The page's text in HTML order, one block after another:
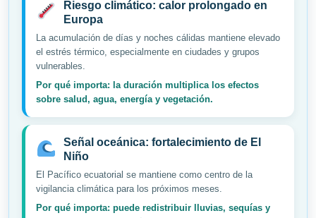
Riesgo climático: calor prolongado en
Europa
La acumulación de días y noches cálidas mantiene elevado
el estrés térmico, especialmente en ciudades y grupos
vulnerables.
Por qué importa: la duración multiplica los efectos
sobre salud, agua, energía y vegetación.
Señal oceánica: fortalecimiento de El
Niño
El Pacífico ecuatorial se mantiene como centro de la
vigilancia climática para los próximos meses.
Por qué importa: puede redistribuir lluvias, sequías y